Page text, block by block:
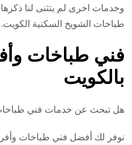
وخدمات اخرى لم يتثنى لنا
طباخات الشويخ السكنية الكويت.
فني طباخات
بالكويت
هل تبحث عن خدمات فني
نوفر لك أفضل فني طباخات